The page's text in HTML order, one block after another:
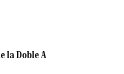
la Doble A